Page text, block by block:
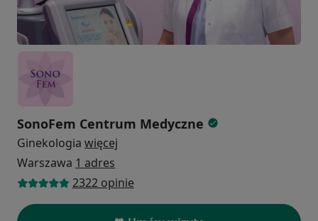
SonoFem Centrum Medyczne
Ginekologia więcej
Warszawa 1 adres
2322 opinie